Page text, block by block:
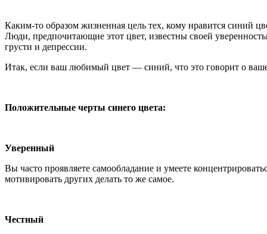
Каким-то образом жизненная цель тех, кому нравится синий
Люди, предпочитающие этот цвет, известны своей
грусти и депрессии.
Итак, если ваш любимый цвет — синий, что это говорит о
Положительные черты синего цвета:
Уверенный
Вы часто проявляете самообладание и умеете
мотивировать других делать то же самое.
Честный